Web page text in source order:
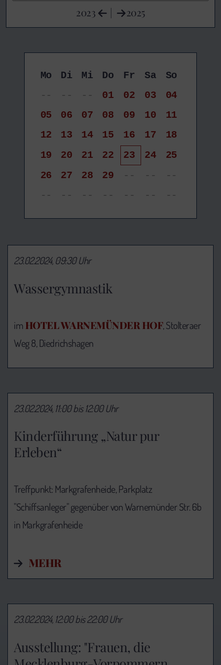
2023 | 2025
Mo Di Mi Do Fr Sa
So
--
-- -- 01 02 03
04
05
06 07 08 09 10
11
12
13 14 15 16 17
18
19
20 21 22 23 24
25
26
27 28 29 -- --
--
--
-- -- -- -- -- --
Wassergymnastik
23.02.2024, 09:30 Uhr
imHOTEL WARNEMÜNDER HOF, Stolteraer
Weg 8, Diedrichshagen
Kinderführung „Natur pur
Erleben“
23.02.2024, 11:00 bis 12:00 Uhr
Treffpunkt: Markgrafenheide, Parkplatz
"Schiffsanleger" gegenüber von Warnemünder Str. 6b
in Markgrafenheide
MEHR
Ausstellung: "Frauen, die
23.02.2024, 12:00 bis 22:00 Uhr